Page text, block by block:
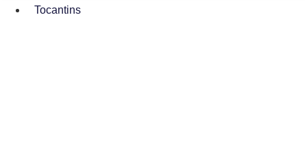
Tocantins